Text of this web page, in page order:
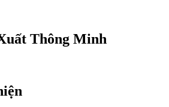
Thông Minh